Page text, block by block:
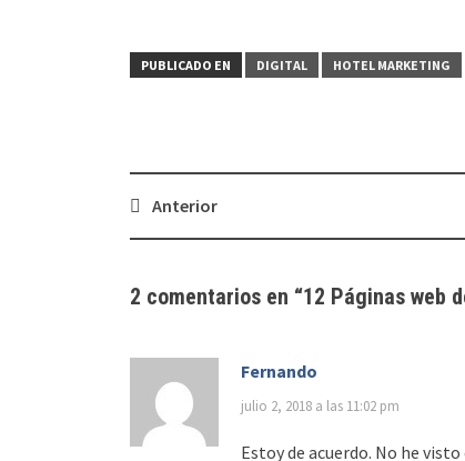
PUBLICADO EN DIGITAL HOTEL MARKETING
Navegación
de
Anterior
2 comentarios en “12 Páginas web
Fernando
julio 2, 2018 a las 11:02 pm
Estoy de acuerdo. No he